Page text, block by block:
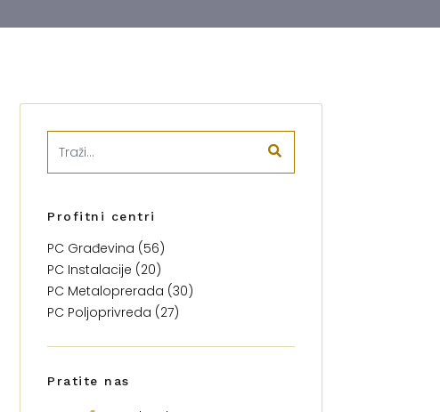
Profitni centri
PC Građevina (56)
PC Instalacije (20)
PC Metaloprerada (30)
PC Poljoprivreda (27)
Pratite nas